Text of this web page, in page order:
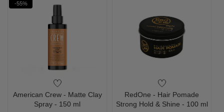
-55%
American Crew - Matte Clay
Spray - 150 ml
RedOne - Hair Pomade
Strong Hold & Shine - 100 ml